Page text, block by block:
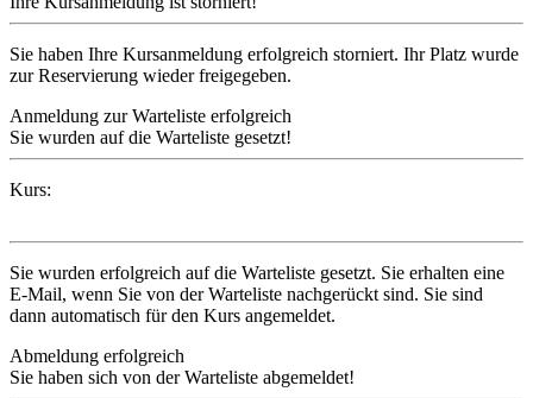
Sie haben Ihre Kursanmeldung erfolgreich storniert. Ihr Platz wurde
zur Reservierung wieder freigegeben.
Anmeldung zur Warteliste erfolgreich
Sie wurden auf die Warteliste gesetzt!
Kurs:
Sie wurden erfolgreich auf die Warteliste gesetzt. Sie erhalten eine
E-Mail, wenn Sie von der Warteliste nachgerückt sind. Sie sind
dann automatisch für den Kurs angemeldet.
Abmeldung erfolgreich
Sie haben sich von der Warteliste abgemeldet!